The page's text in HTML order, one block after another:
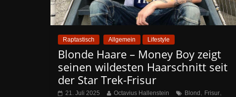
Raptastisch Allgemein Lifestyle
Blonde Haare – Money Boy zeigt
seinen wildesten Haarschnitt seit
der Star Trek-Frisur
21. Juli 2025 Octavius Hallenstein Blond, Frisur,